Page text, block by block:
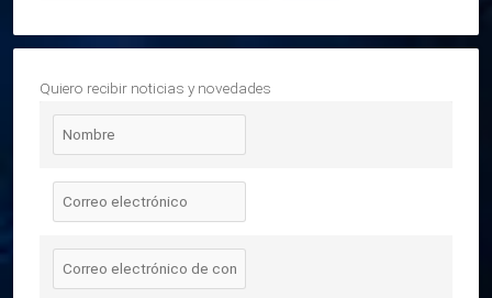
Quiero recibir noticias y novedades